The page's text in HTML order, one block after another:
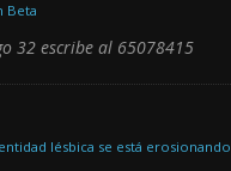
Beta
32 escribe al 65078415
lésbica se está erosionando